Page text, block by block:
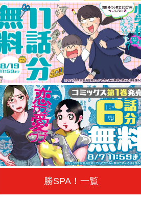
勝SPA！一覧